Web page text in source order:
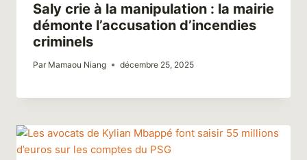
Saly crie à la manipulation : la mairie
démonte l’accusation d’incendies
criminels
Par Mamaou Niang décembre 25, 2025